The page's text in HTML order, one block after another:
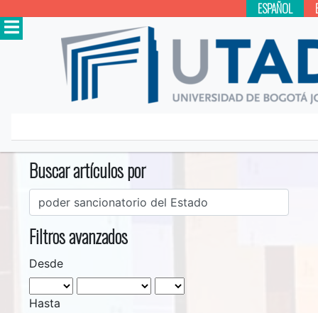
ESPAÑOL
Buscar artículos por
Filtros avanzados
Desde
Hasta